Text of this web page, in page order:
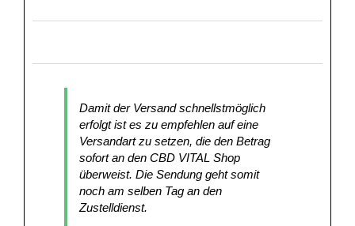
Damit der Versand schnellstmöglich
erfolgt ist es zu empfehlen auf eine
Versandart zu setzen, die den Betrag
sofort an den CBD VITAL Shop
überweist. Die Sendung geht somit
noch am selben Tag an den
Zustelldienst.